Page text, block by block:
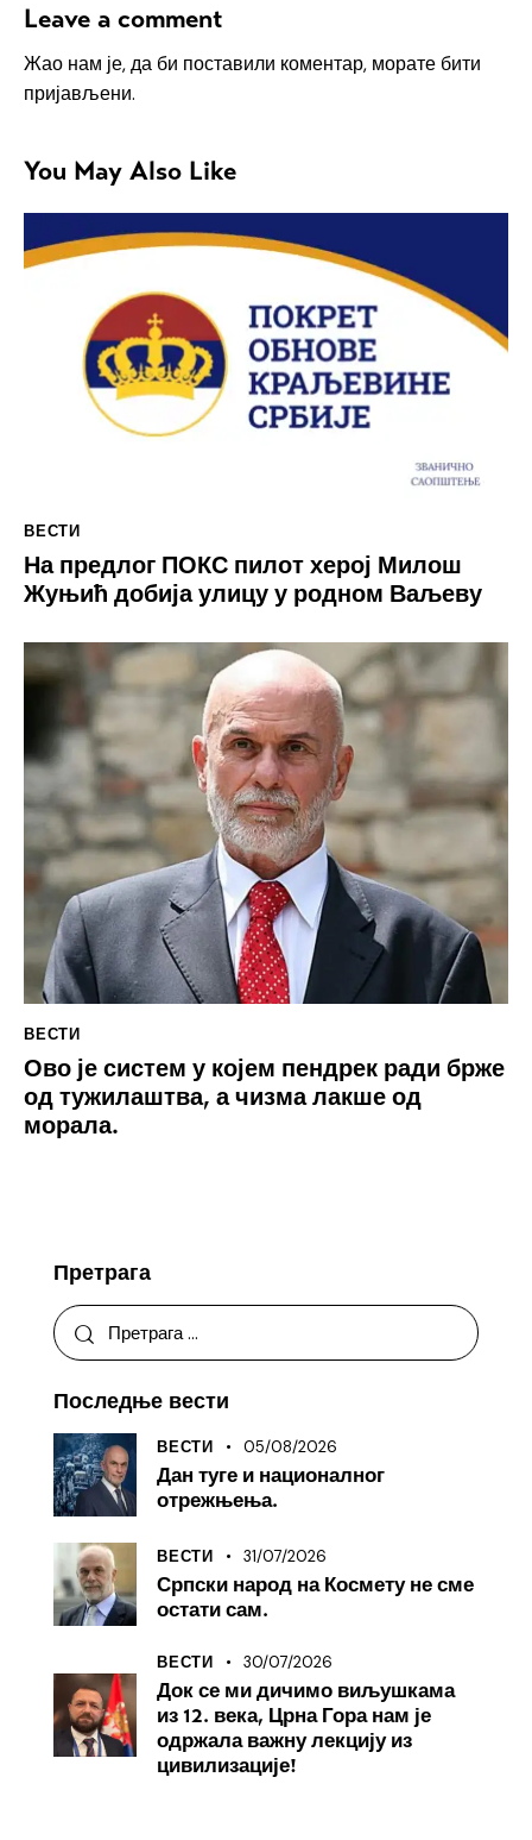
Leave a comment
Жао нам је, да би поставили коментар, морате бити
пријављени.
You May Also Like
ВЕСТИ
На предлог ПОКС пилот херој Милош
Жуњић добија улицу у родном Ваљеву
ВЕСТИ
Ово је систем у којем пендрек ради брже
од тужилаштва, а чизма лакше од
морала.
Претрага
Последње вести
ВЕСТИ 05/08/2026
Дан туге и националног
отрежњења.
ВЕСТИ 31/07/2026
Српски народ на Космету не сме
остати сам.
ВЕСТИ 30/07/2026
Док се ми дичимо виљушкама
из 12. века, Црна Гора нам је
одржала важну лекцију из
цивилизације!